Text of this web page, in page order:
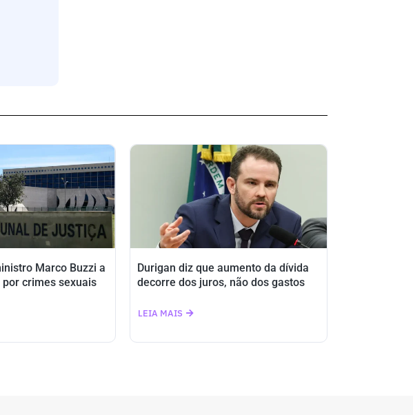
Marco Buzzi a
crimes sexuais
Durigan diz que aumento da dívida
decorre dos juros, não dos gastos
LEIA MAIS